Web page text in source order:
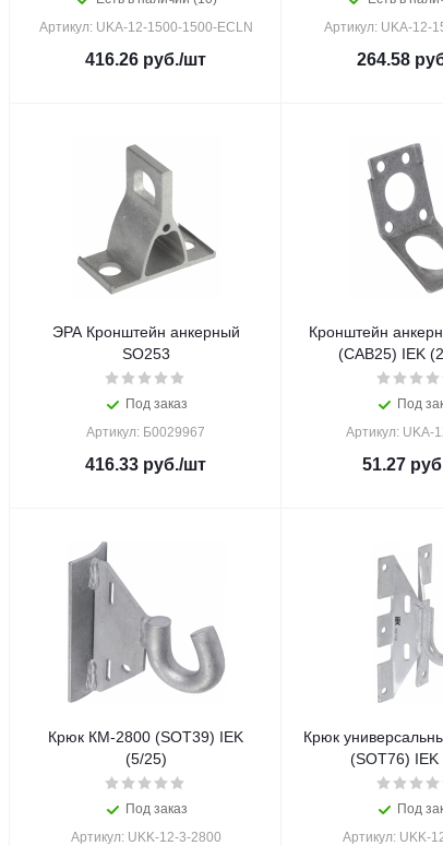
Артикул: UKA-12-1500-1500-ECLN
416.26 руб./шт
Артикул: UKA-12-
264.58
ЭРА Кронштейн анкерный
SO253
Под заказ
Артикул: Б0029967
416.33 руб./шт
Кронштейн
(CAB25) IEK
Под
Артикул: UKA-
51.27
Крюк КМ-2800 (SOT39) IEK
(5/25)
Под заказ
Артикул: UKK-12-3-2800
Крюк
(SOT76) IEK
Под
Артикул: UKK-